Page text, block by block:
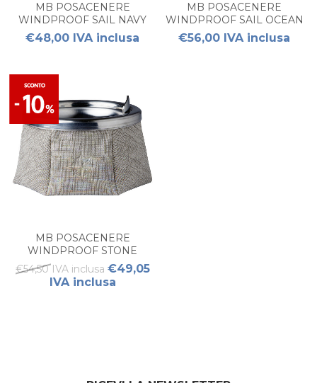
MB POSACENERE
WINDPROOF SAIL NAVY
€48,00 IVA inclusa
MB POSACENERE
WINDPROOF SAIL OCEAN
€56,00 IVA inclusa
MB POSACENERE
WINDPROOF STONE
€54,50 IVA inclusa €49,05
IVA inclusa